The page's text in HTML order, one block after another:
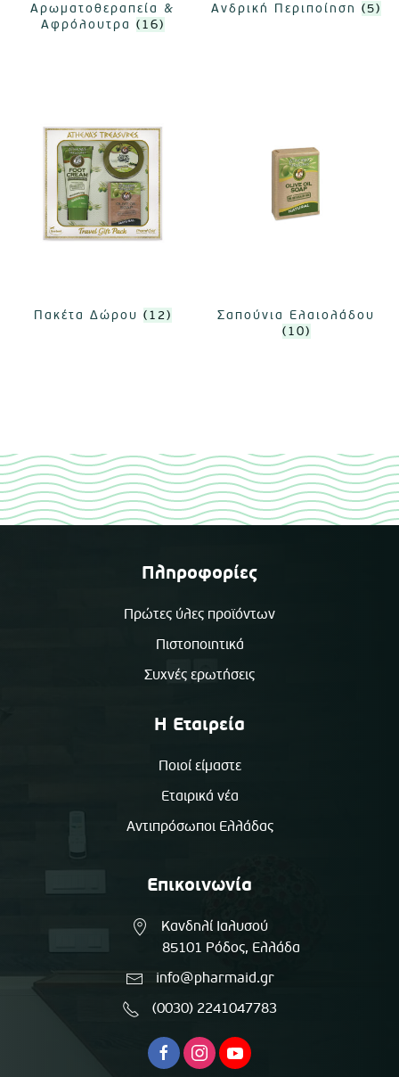
Αρωματοθεραπεία &
Αφρόλουτρα (16)
Ανδρική Περιποίηση(5)
Πακέτα Δώρου (12)
Σαπούνια Ελαιολάδου
(10)
Πληροφορίες
Πρώτες ύλες προϊόντων
Πιστοποιητικά
Συχνές ερωτήσεις
Η Εταιρεία
Ποιοί είμαστε
Εταιρικά νέα
Αντιπρόσωποι Ελλάδας
Επικοινωνία
Κανδηλί Ιαλυσού
85101 Ρόδος, Ελλάδα
info@pharmaid.gr
(0030) 2241047783